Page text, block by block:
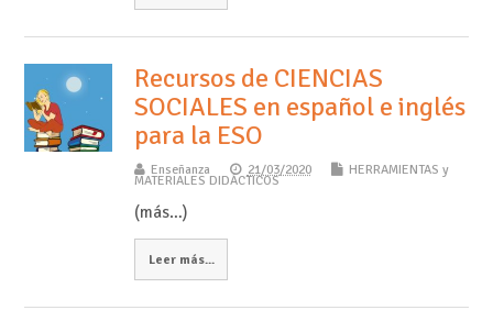
Recursos de CIENCIAS
SOCIALES en español e inglés
para la ESO
Enseñanza 21/03/2020 HERRAMIENTAS y
MATERIALES DIDÁCTICOS
(más…)
Leer más...